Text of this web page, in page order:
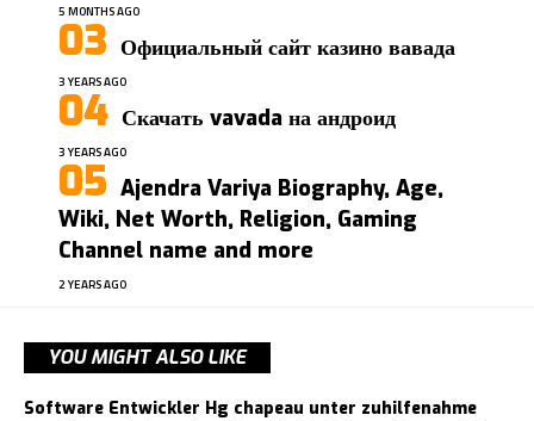
5 MONTHS AGO
Официальный сайт казино вавада
3 YEARS AGO
Скачать vavada на андроид
3 YEARS AGO
Ajendra Variya Biography, Age,
Wiki, Net Worth, Religion, Gaming
Channel name and more
2 YEARS AGO
YOU MIGHT ALSO LIKE
Software Entwickler Hg chapeau unter zuhilfenahme